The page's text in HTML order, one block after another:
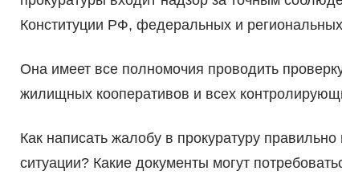
Конституции РФ, федеральных и
Она имеет все полномочия проводить
жилищных кооперативов и всех
Как написать жалобу в прокуратуру
ситуации? Какие документы могут